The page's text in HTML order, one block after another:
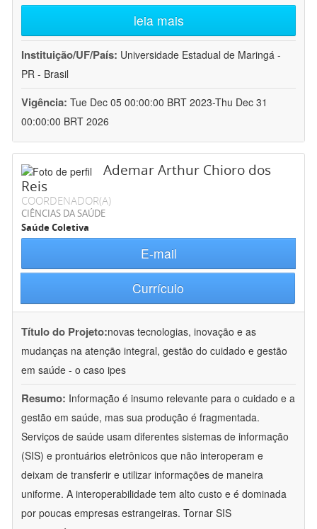
leia mais
Instituição/UF/País: Universidade Estadual de Maringá -
PR - Brasil
Vigência: Tue Dec 05 00:00:00 BRT 2023-Thu Dec 31
00:00:00 BRT 2026
Ademar Arthur Chioro dos
Reis
COORDENADOR(A)
CIÊNCIAS DA SAÚDE
Saúde Coletiva
E-mail
Currículo
Título do Projeto:novas tecnologias, inovação e as
mudanças na atenção integral, gestão do cuidado e gestão
em saúde - o caso ipes
Resumo: Informação é insumo relevante para o cuidado e a
gestão em saúde, mas sua produção é fragmentada.
Serviços de saúde usam diferentes sistemas de informação
(SIS) e prontuários eletrônicos que não interoperam e
deixam de transferir e utilizar informações de maneira
uniforme. A interoperabilidade tem alto custo e é dominada
por poucas empresas estrangeiras. Tornar SIS